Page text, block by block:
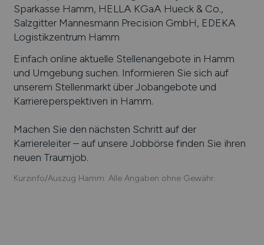
Sparkasse Hamm, HELLA KGaA Hueck & Co.,
Salzgitter Mannesmann Precision GmbH, EDEKA
Logistikzentrum Hamm
Einfach online aktuelle Stellenangebote in Hamm
und Umgebung suchen. Informieren Sie sich auf
unserem Stellenmarkt über Jobangebote und
Karriereperspektiven in Hamm.
Machen Sie den nächsten Schritt auf der
Karriereleiter – auf unsere Jobbörse finden Sie ihren
neuen Traumjob.
Kurzinfo/Auszug Hamm. Alle Angaben ohne Gewähr.